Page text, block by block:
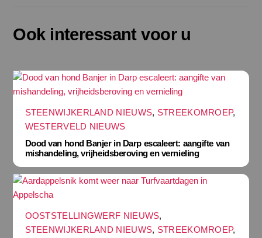
Ook interessant voor u
STEENWIJKERLAND NIEUWS, STREEKOMROEP,
WESTERVELD NIEUWS
Dood van hond Banjer in Darp escaleert: aangifte van
mishandeling, vrijheidsberoving en vernieling
OOSTSTELLINGWERF NIEUWS,
STEENWIJKERLAND NIEUWS, STREEKOMROEP,